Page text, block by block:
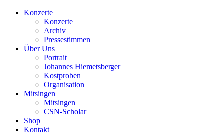
Konzerte
Konzerte
Archiv
Pressestimmen
Über Uns
Portrait
Johannes Hiemetsberger
Kostproben
Organisation
Mitsingen
Mitsingen
CSN-Scholar
Shop
Kontakt